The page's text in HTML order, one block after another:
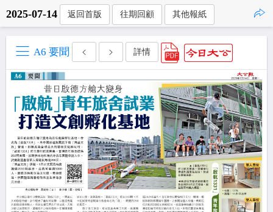
2025-07-14 返回首版 往期回顧 其他報紙
A6 要聞 詳情